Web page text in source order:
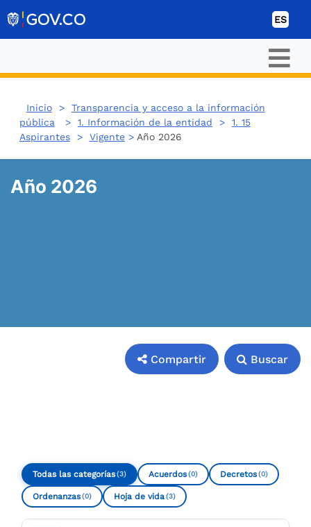
ES
Inicio> Transparencia y acceso a la información
pública > 1. Información de la entidad > 1. 15
Aspirantes> Vigente>Año 2026
Año 2026
Compartir Buscar
Todas las categorías(3) Acuerdos(0) Decretos(0)
Ordenanzas(0) Hoja de vida(3)